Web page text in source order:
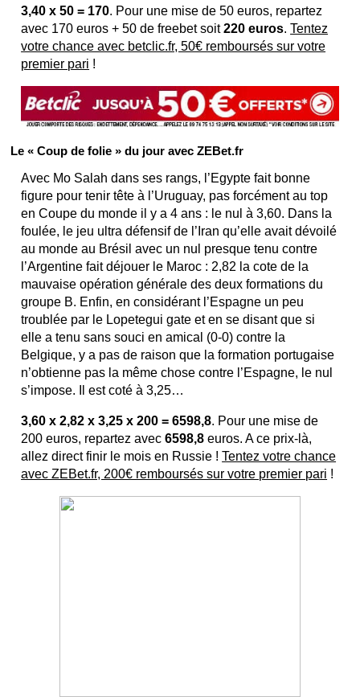
3,40 x 50 = 170. Pour une mise de 50 euros, repartez
avec 170 euros + 50 de freebet soit220 euros.Tentez
votre chance avec betclic.fr, 50€ remboursés sur votre
premier pari !
Le « Coup de folie » du jour avec ZEBet.fr
Avec Mo Salah dans ses rangs, l’Egypte fait bonne
figure pour tenir tête à l’Uruguay, pas forcément au top
en Coupe du monde il y a 4 ans : le nul à 3,60. Dans la
foulée, le jeu ultra défensif de l’Iran qu’elle avait dévoilé
au monde au Brésil avec un nul presque tenu contre
l’Argentine fait déjouer le Maroc : 2,82 la cote de la
mauvaise opération générale des deux formations du
groupe B. Enfin, en considérant l’Espagne un peu
troublée par le Lopetegui gate et en se disant que si
elle a tenu sans souci en amical (0-0) contre la
Belgique, y a pas de raison que la formation portugaise
n’obtienne pas la même chose contre l’Espagne, le nul
s’impose. Il est coté à 3,25…
3,60 x 2,82 x 3,25 x 200 = 6598,8. Pour une mise de
200 euros, repartez avec6598,8 euros. A ce prix-là,
allez direct finir le mois en Russie !Tentez votre chance
avec ZEBet.fr, 200€ remboursés sur votre premier pari !